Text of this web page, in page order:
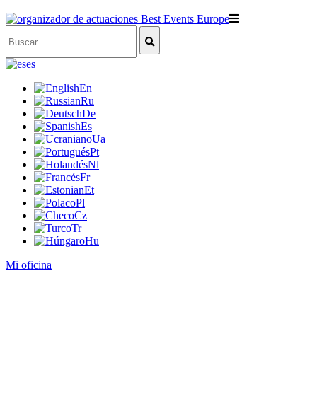
es
En
Ru
De
Es
Ua
Pt
Nl
Fr
Et
Pl
Cz
Tr
Hu
Mi oficina